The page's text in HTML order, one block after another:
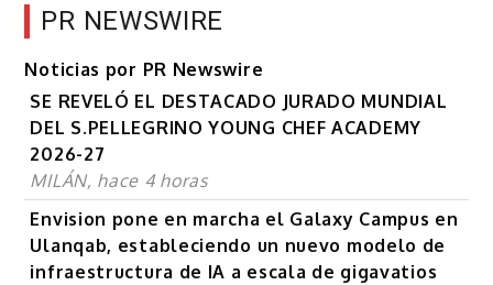
PR NEWSWIRE
Noticias por PR Newswire
SE REVELÓ EL DESTACADO JURADO MUNDIAL
DEL S.PELLEGRINO YOUNG CHEF ACADEMY
2026-27
MILÁN, hace 4 horas
Envision pone en marcha el Galaxy Campus en
Ulanqab, estableciendo un nuevo modelo de
infraestructura de IA a escala de gigavatios